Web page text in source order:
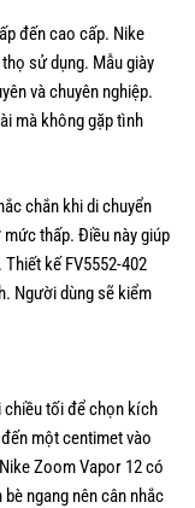
đến cao cấp. Nike
sử dụng. Mẫu giày
và chuyên nghiệp.
mà không gặp tình
chắn khi di chuyển
thấp. Điều này giúp
kế FV5552-402
Người dùng sẽ kiểm
chiều tối để chọn kích
một centimet vào
Zoom Vapor 12 có
ngang nên cân nhắc